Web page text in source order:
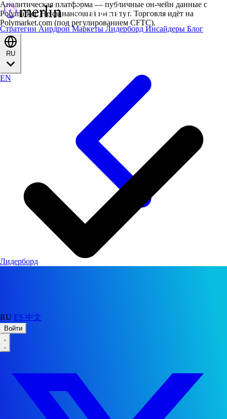
Стратегии АирдропМаркеты Лидерборд Инсайдеры Блог
EN
RU ES 中文
Войти
Аналитическая платформа — публичные он-чейн данные с
Polymarket. Не финансовый институт. Торговля идёт на
Polymarket.com (под регулированием CFTC).
Лидерборд